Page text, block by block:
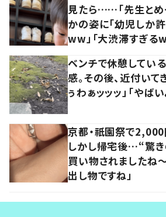
見たら……「先生とめ
かの姿に「幼児しか
ww」「大渋滞すぎるw
ベンチで休憩してい
感。その後、近付い
ぅわぁッッッ」「やば
京都・祇園祭で
しかし帰宅後…“驚き
買い物されましたね～
出し物ですね」